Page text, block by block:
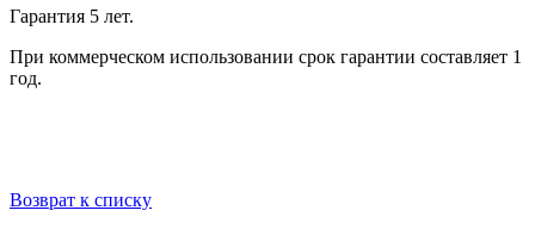
Гарантия 5 лет.
При коммерческом использовании срок гарантии составляет 1
год.
Возврат к списку